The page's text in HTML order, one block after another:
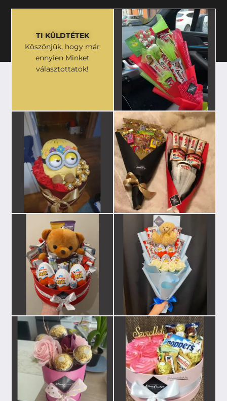
TI KÜLDTÉTEK
Köszönjük, hogy már
ennyien Minket
választottatok!